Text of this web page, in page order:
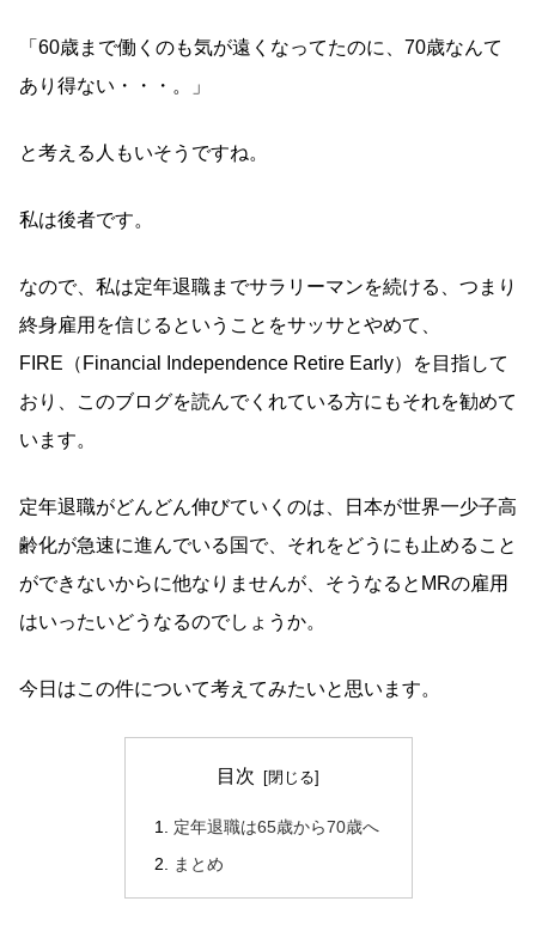
「60歳まで働くのも気が遠くなってたのに、70歳なんて
あり得ない・・・。」
と考える人もいそうですね。
私は後者です。
なので、私は定年退職までサラリーマンを続ける、つまり
終身雇用を信じるということをサッサとやめて、
FIRE（Financial Independence Retire Early）を目指して
おり、このブログを読んでくれている方にもそれを勧めて
います。
定年退職がどんどん伸びていくのは、日本が世界一少子高
齢化が急速に進んでいる国で、それをどうにも止めること
ができないからに他なりませんが、そうなるとMRの雇用
はいったいどうなるのでしょうか。
今日はこの件について考えてみたいと思います。
目次
定年退職は65歳から70歳へ
まとめ